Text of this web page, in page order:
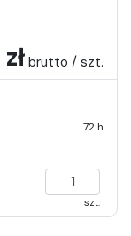
brutto / szt.
72 h
szt.